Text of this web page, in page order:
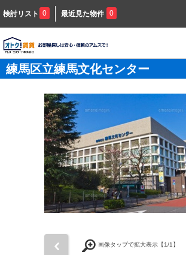
検討リスト 0 最近見た物件 0
練馬区立練馬文化センター
画像タップで拡大表示【1/1】